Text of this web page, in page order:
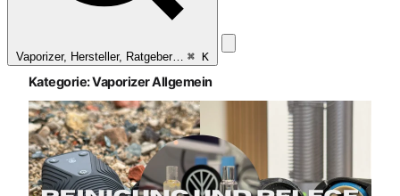
Vaporizer, Hersteller, Ratgeber… ⌘ K
Kategorie:Vaporizer Allgemein